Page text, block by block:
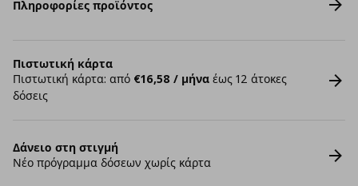
Πληροφορίες προϊόντος
Πιστωτική κάρτα
Πιστωτική κάρτα: από €16,58 / μήνα έως 12 άτοκες
δόσεις
Δάνειο στη στιγμή
Νέο πρόγραμμα δόσεων χωρίς κάρτα